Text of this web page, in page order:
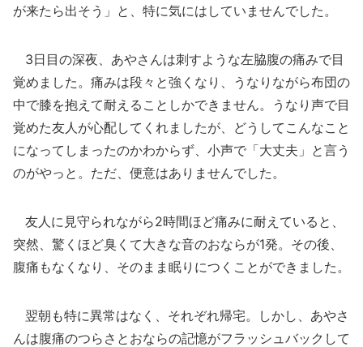
が来たら出そう」と、特に気にはしていませんでした。
3日目の深夜、あやさんは刺すような左脇腹の痛みで目
覚めました。痛みは段々と強くなり、うなりながら布団の
中で膝を抱えて耐えることしかできません。うなり声で目
覚めた友人が心配してくれましたが、どうしてこんなこと
になってしまったのかわからず、小声で「大丈夫」と言う
のがやっと。ただ、便意はありませんでした。
友人に見守られながら2時間ほど痛みに耐えていると、
突然、驚くほど臭くて大きな音のおならが1発。その後、
腹痛もなくなり、そのまま眠りにつくことができました。
翌朝も特に異常はなく、それぞれ帰宅。しかし、あやさ
んは腹痛のつらさとおならの記憶がフラッシュバックして